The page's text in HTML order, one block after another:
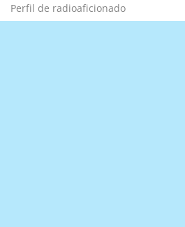
Perfil de radioaficionado